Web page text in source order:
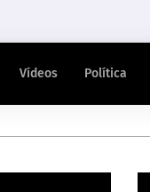
Vídeos Política